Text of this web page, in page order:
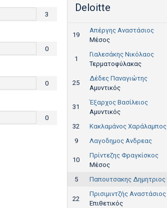
Deloitte
19
Απέργης Αναστάσιος
Μέσος
1
Γιαλεσάκης Νικόλαος
Τερματοφύλακας
25
Δέδες Παναγιώτης
Αμυντικός
31
Έξαρχος Βασίλειος
Αμυντικός
32
Κακλαμάνος Χαράλαμπος
9
Λαγοδημος Ανδρεας
10
Πρίντεζης Φραγκίσκος
Μέσος
5
Παπουτσακης Δημητριος
22
Πρισιμιντζής Αναστάσιος
Επιθετικός
3
0
0
0